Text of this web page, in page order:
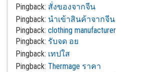
Pingback: สั่งของจากจีน
Pingback: นำเข้าสินค้าจากจีน
Pingback: clothing manufacturer
Pingback: รับจด อย
Pingback: เทปใส
Pingback: Thermage ราคา